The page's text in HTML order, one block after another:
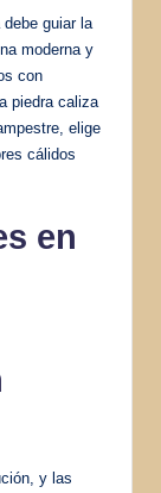
guiar la
moderna y
con
piedra caliza
elige
cálidos
en
y las